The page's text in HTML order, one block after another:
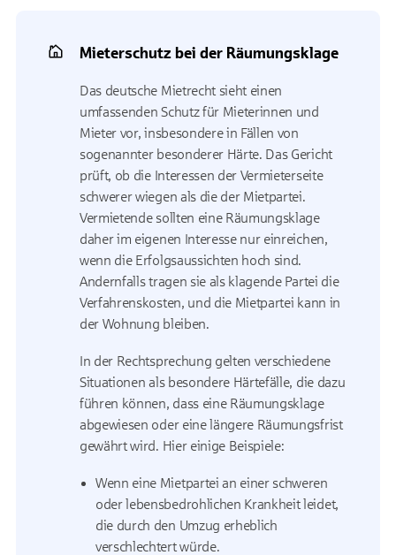
Mieterschutz bei der Räumungsklage
Das deutsche Mietrecht sieht einen
umfassenden Schutz für Mieterinnen und
Mieter vor, insbesondere in Fällen von
sogenannter besonderer Härte. Das Gericht
prüft, ob die Interessen der Vermieterseite
schwerer wiegen als die der Mietpartei.
Vermietende sollten eine Räumungsklage
daher im eigenen Interesse nur einreichen,
wenn die Erfolgsaussichten hoch sind.
Andernfalls tragen sie als klagende Partei die
Verfahrenskosten, und die Mietpartei kann in
der Wohnung bleiben.
In der Rechtsprechung gelten verschiedene
Situationen als besondere Härtefälle, die dazu
führen können, dass eine Räumungsklage
abgewiesen oder eine längere Räumungsfrist
gewährt wird. Hier einige Beispiele:
Wenn eine Mietpartei an einer schweren
oder lebensbedrohlichen Krankheit leidet,
die durch den Umzug erheblich
verschlechtert würde.